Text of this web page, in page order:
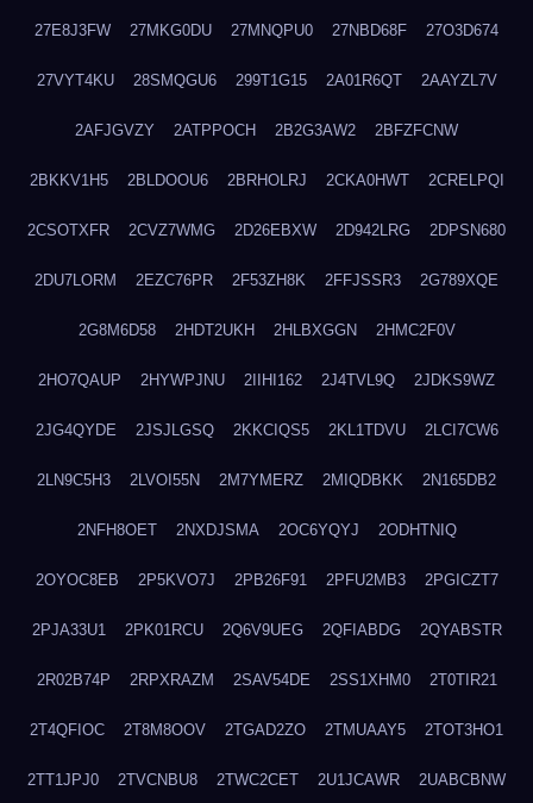
27E8J3FW 27MKG0DU 27MNQPU0 27NBD68F 27O3D674
27VYT4KU 28SMQGU6 299T1G15 2A01R6QT 2AAYZL7V
2AFJGVZY 2ATPPOCH 2B2G3AW2 2BFZFCNW
2BKKV1H5 2BLDOOU6 2BRHOLRJ 2CKA0HWT 2CRELPQI
2CSOTXFR 2CVZ7WMG 2D26EBXW 2D942LRG 2DPSN680
2DU7LORM 2EZC76PR 2F53ZH8K 2FFJSSR3 2G789XQE
2G8M6D58 2HDT2UKH 2HLBXGGN 2HMC2F0V
2HO7QAUP 2HYWPJNU 2IIHI162 2J4TVL9Q 2JDKS9WZ
2JG4QYDE 2JSJLGSQ 2KKCIQS5 2KL1TDVU 2LCI7CW6
2LN9C5H3 2LVOI55N 2M7YMERZ 2MIQDBKK 2N165DB2
2NFH8OET 2NXDJSMA 2OC6YQYJ 2ODHTNIQ
2OYOC8EB 2P5KVO7J 2PB26F91 2PFU2MB3 2PGICZT7
2PJA33U1 2PK01RCU 2Q6V9UEG 2QFIABDG 2QYABSTR
2R02B74P 2RPXRAZM 2SAV54DE 2SS1XHM0 2T0TIR21
2T4QFIOC 2T8M8OOV 2TGAD2ZO 2TMUAAY5 2TOT3HO1
2TT1JPJ0 2TVCNBU8 2TWC2CET 2U1JCAWR 2UABCBNW